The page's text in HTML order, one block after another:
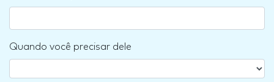
Quando você precisar dele